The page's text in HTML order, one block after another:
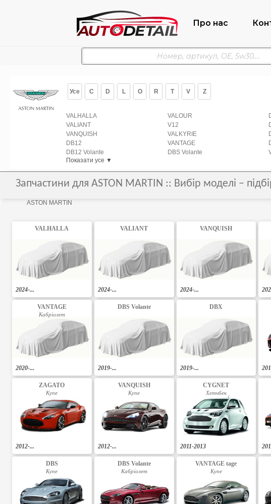
Про нас
Усе C D L O R T V Z
VALHALLA
VALIANT
VANQUISH
DB12
DB12 Volante
VALOUR
V12
VALKYRIE
VANTAGE
DBS Volante
Показати усе ▼
Запчастини для ASTON MARTIN :: Вибір моделі –
ASTON MARTIN
VALHALLA
2024-...
VALIANT
2024-...
VANQUISH
2024-...
VANTAGE
Кабріолет
2020-...
DBS Volante
2019-...
DBX
2019-...
ZAGATO
Купе
2012-...
VANQUISH
Купе
2012-...
CYGNET
Хетчбек
2011-2013
DBS
Купе
DBS Volante
Кабріолет
VANTAGE tage
Купе